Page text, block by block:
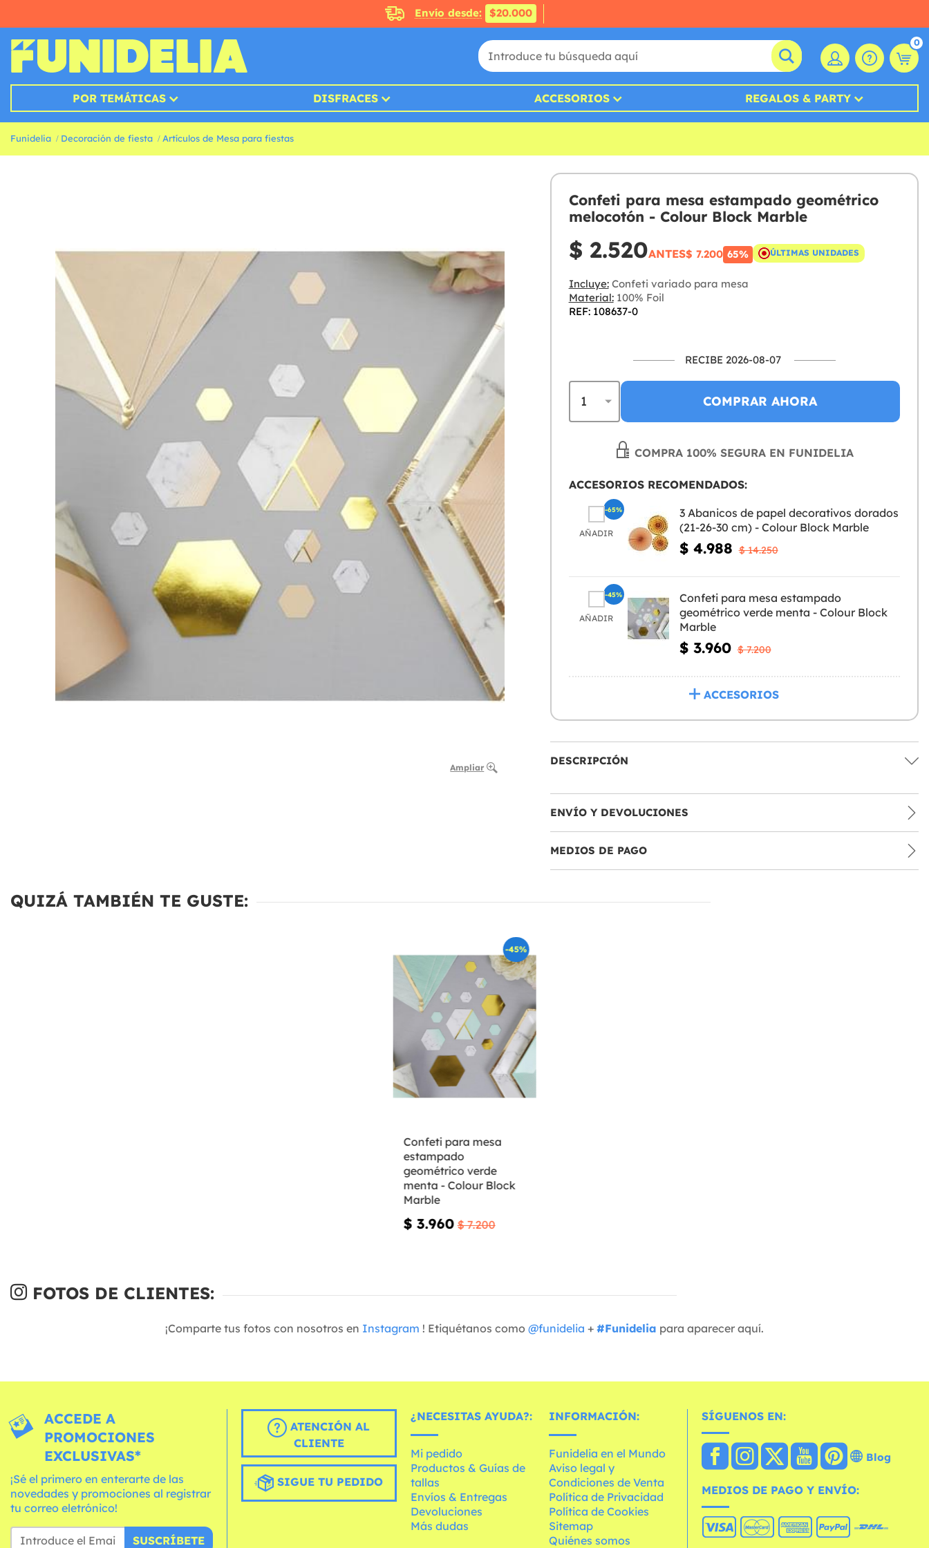
Envío desde: $20.000
0
POR TEMÁTICAS DISFRACES ACCESORIOS REGALOS & PARTY
Funidelia Decoración de fiesta Artículos de Mesa para fiestas
Ampliar
Confeti para mesa estampado geométrico
melocotón - Colour Block Marble
$ 2.520ANTES$ 7.200 65% ÚLTIMAS UNIDADES
Incluye:Confeti variado para mesa
Material:100% Foil
REF: 108637-0
RECIBE 2026-08-07
COMPRAR AHORA
COMPRA 100% SEGURA EN FUNIDELIA
ACCESORIOS RECOMENDADOS:
AÑADIR
3 Abanicos de papel decorativos dorados
(21-26-30 cm) - Colour Block Marble
$ 4.988 $ 14.250
-65%
AÑADIR
Confeti para mesa estampado
geométrico verde menta - Colour Block
Marble
$ 3.960 $ 7.200
-45%
ACCESORIOS
DESCRIPCIÓN
ENVÍO Y DEVOLUCIONES
MEDIOS DE PAGO
QUIZÁ TAMBIÉN TE GUSTE:
-45%
Confeti para mesa
estampado
geométrico verde
menta - Colour Block
Marble
$ 3.960 $ 7.200
FOTOS DE CLIENTES:
¡Comparte tus fotos con nosotros en Instagram ! Etiquétanos como @funidelia + #Funidelia para aparecer aquí.
ACCEDE A
PROMOCIONES
EXCLUSIVAS*
¡Sé el primero en enterarte de las
novedades y promociones al registrar
tu correo eletrónico!
SUSCRÍBETE
ATENCIÓN AL
CLIENTE
SIGUE TU PEDIDO
¿NECESITAS AYUDA?:
Mi pedido
Productos & Guías de
tallas
Envíos & Entregas
Devoluciones
Más dudas
INFORMACIÓN:
Funidelia en el Mundo
Aviso legal y
Condiciones de Venta
Política de Privacidad
Política de Cookies
Sitemap
Quiénes somos
SÍGUENOS EN:
Blog
MEDIOS DE PAGO Y ENVÍO: